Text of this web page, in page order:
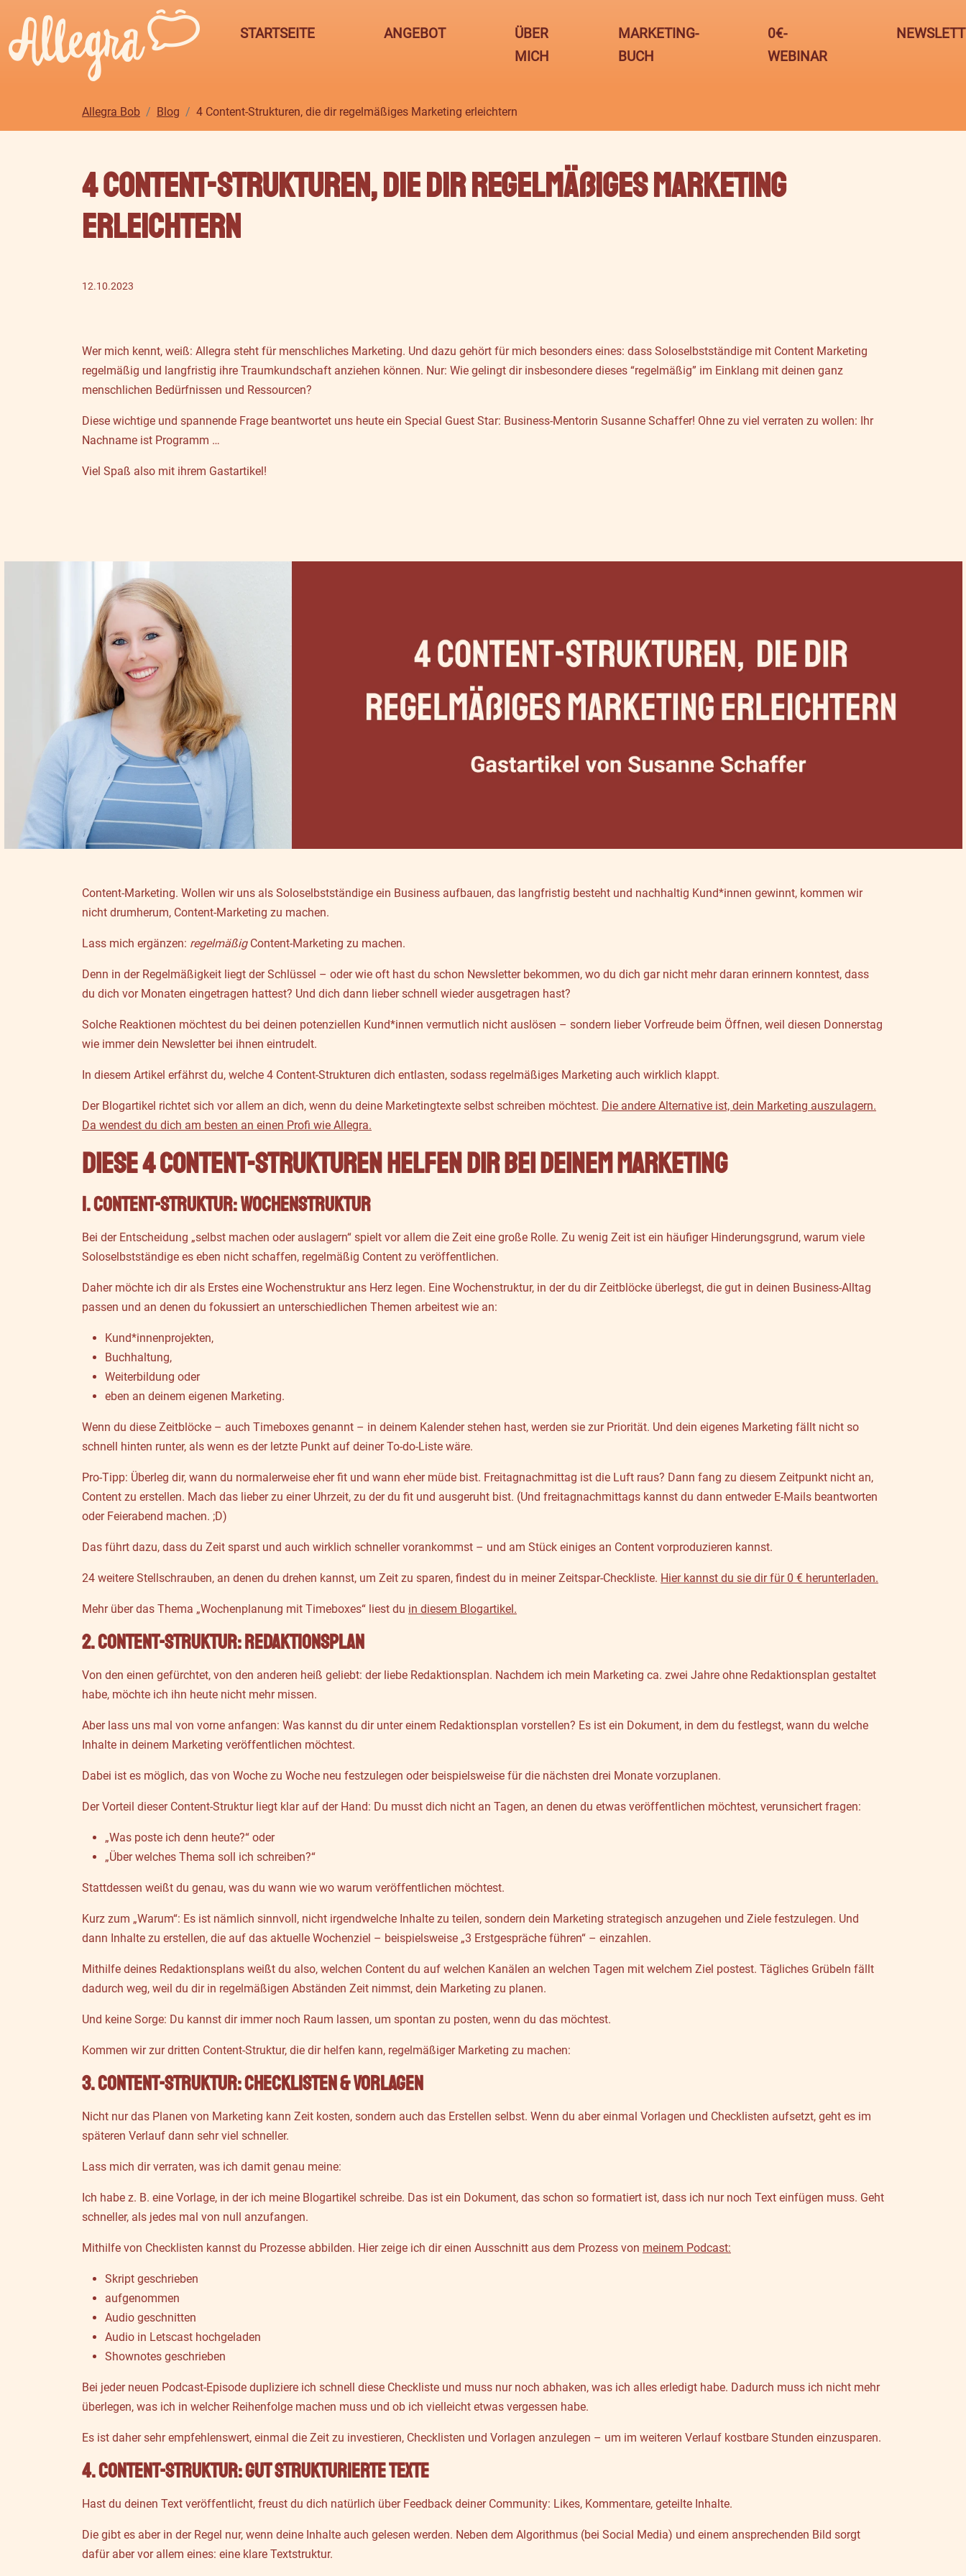
STARTSEITE ANGEBOT
ÜBER
MICH
MARKETING-
BUCH
0€-
WEBINAR
Allegra Bob Blog 4 Content-Strukturen, die dir regelmäßiges Marketing erleichtern
4 Content-Strukturen, die dir regelmäßiges Marketing
erleichtern
12.10.2023
Wer mich kennt, weiß: Allegra steht für menschliches Marketing. Und dazu gehört für mich besonders eines: dass Soloselbstständige mit Content Marketing
regelmäßig und langfristig ihre Traumkundschaft anziehen können. Nur: Wie gelingt dir insbesondere dieses “regelmäßig” im Einklang mit deinen ganz
menschlichen Bedürfnissen und Ressourcen?
Diese wichtige und spannende Frage beantwortet uns heute ein Special Guest Star: Business-Mentorin Susanne Schaffer! Ohne zu viel verraten zu wollen: Ihr
Nachname ist Programm …
Viel Spaß also mit ihrem Gastartikel!
Content-Marketing. Wollen wir uns als Soloselbstständige ein Business aufbauen, das langfristig besteht und nachhaltig Kund*innen gewinnt, kommen wir
nicht drumherum, Content-Marketing zu machen.
Lass mich ergänzen: regelmäßigContent-Marketing zu machen.
Denn in der Regelmäßigkeit liegt der Schlüssel – oder wie oft hast du schon Newsletter bekommen, wo du dich gar nicht mehr daran erinnern konntest, dass
du dich vor Monaten eingetragen hattest? Und dich dann lieber schnell wieder ausgetragen hast?
Solche Reaktionen möchtest du bei deinen potenziellen Kund*innen vermutlich nicht auslösen – sondern lieber Vorfreude beim Öffnen, weil diesen Donnerstag
wie immer dein Newsletter bei ihnen eintrudelt.
In diesem Artikel erfährst du, welche 4 Content-Strukturen dich entlasten, sodass regelmäßiges Marketing auch wirklich klappt.
Der Blogartikel richtet sich vor allem an dich, wenn du deine Marketingtexte selbst schreiben möchtest. Die andere Alternative ist, dein Marketing auszulagern.
Da wendest du dich am besten an einen Profi wie Allegra.
Diese 4 Content-Strukturen helfen dir bei deinem Marketing
1. Content-Struktur: Wochenstruktur
Bei der Entscheidung „selbst machen oder auslagern“ spielt vor allem die Zeit eine große Rolle. Zu wenig Zeit ist ein häufiger Hinderungsgrund, warum viele
Soloselbstständige es eben nicht schaffen, regelmäßig Content zu veröffentlichen.
Daher möchte ich dir als Erstes eine Wochenstruktur ans Herz legen. Eine Wochenstruktur, in der du dir Zeitblöcke überlegst, die gut in deinen Business-Alltag
passen und an denen du fokussiert an unterschiedlichen Themen arbeitest wie an:
Kund*innenprojekten,
Buchhaltung,
Weiterbildung oder
eben an deinem eigenen Marketing.
Wenn du diese Zeitblöcke – auch Timeboxes genannt – in deinem Kalender stehen hast, werden sie zur Priorität. Und dein eigenes Marketing fällt nicht so
schnell hinten runter, als wenn es der letzte Punkt auf deiner To-do-Liste wäre.
Pro-Tipp: Überleg dir, wann du normalerweise eher fit und wann eher müde bist. Freitagnachmittag ist die Luft raus? Dann fang zu diesem Zeitpunkt nicht an,
Content zu erstellen. Mach das lieber zu einer Uhrzeit, zu der du fit und ausgeruht bist. (Und freitagnachmittags kannst du dann entweder E-Mails beantworten
oder Feierabend machen. ;D)
Das führt dazu, dass du Zeit sparst und auch wirklich schneller vorankommst – und am Stück einiges an Content vorproduzieren kannst.
24 weitere Stellschrauben, an denen du drehen kannst, um Zeit zu sparen, findest du in meiner Zeitspar-Checkliste. Hier kannst du sie dir für 0 € herunterladen.
Mehr über das Thema „Wochenplanung mit Timeboxes“ liest du in diesem Blogartikel.
2. Content-Struktur: Redaktionsplan
Von den einen gefürchtet, von den anderen heiß geliebt: der liebe Redaktionsplan. Nachdem ich mein Marketing ca. zwei Jahre ohne Redaktionsplan gestaltet
habe, möchte ich ihn heute nicht mehr missen.
Aber lass uns mal von vorne anfangen: Was kannst du dir unter einem Redaktionsplan vorstellen? Es ist ein Dokument, in dem du festlegst, wann du welche
Inhalte in deinem Marketing veröffentlichen möchtest.
Dabei ist es möglich, das von Woche zu Woche neu festzulegen oder beispielsweise für die nächsten drei Monate vorzuplanen.
Der Vorteil dieser Content-Struktur liegt klar auf der Hand: Du musst dich nicht an Tagen, an denen du etwas veröffentlichen möchtest, verunsichert fragen:
„Was poste ich denn heute?“ oder
„Über welches Thema soll ich schreiben?“
Stattdessen weißt du genau, was du wann wie wo warum veröffentlichen möchtest.
Kurz zum „Warum“: Es ist nämlich sinnvoll, nicht irgendwelche Inhalte zu teilen, sondern dein Marketing strategisch anzugehen und Ziele festzulegen. Und
dann Inhalte zu erstellen, die auf das aktuelle Wochenziel – beispielsweise „3 Erstgespräche führen“ – einzahlen.
Mithilfe deines Redaktionsplans weißt du also, welchen Content du auf welchen Kanälen an welchen Tagen mit welchem Ziel postest. Tägliches Grübeln fällt
dadurch weg, weil du dir in regelmäßigen Abständen Zeit nimmst, dein Marketing zu planen.
Und keine Sorge: Du kannst dir immer noch Raum lassen, um spontan zu posten, wenn du das möchtest.
Kommen wir zur dritten Content-Struktur, die dir helfen kann, regelmäßiger Marketing zu machen:
3. Content-Struktur: Checklisten & Vorlagen
Nicht nur das Planen von Marketing kann Zeit kosten, sondern auch das Erstellen selbst. Wenn du aber einmal Vorlagen und Checklisten aufsetzt, geht es im
späteren Verlauf dann sehr viel schneller.
Lass mich dir verraten, was ich damit genau meine:
Ich habe z. B. eine Vorlage, in der ich meine Blogartikel schreibe. Das ist ein Dokument, das schon so formatiert ist, dass ich nur noch Text einfügen muss. Geht
schneller, als jedes mal von null anzufangen.
Mithilfe von Checklisten kannst du Prozesse abbilden. Hier zeige ich dir einen Ausschnitt aus dem Prozess von meinem Podcast:
Skript geschrieben
aufgenommen
Audio geschnitten
Audio in Letscast hochgeladen
Shownotes geschrieben
Bei jeder neuen Podcast-Episode dupliziere ich schnell diese Checkliste und muss nur noch abhaken, was ich alles erledigt habe. Dadurch muss ich nicht mehr
überlegen, was ich in welcher Reihenfolge machen muss und ob ich vielleicht etwas vergessen habe.
Es ist daher sehr empfehlenswert, einmal die Zeit zu investieren, Checklisten und Vorlagen anzulegen – um im weiteren Verlauf kostbare Stunden einzusparen.
4. Content-Struktur: gut strukturierte Texte
Hast du deinen Text veröffentlicht, freust du dich natürlich über Feedback deiner Community: Likes, Kommentare, geteilte Inhalte.
Die gibt es aber in der Regel nur, wenn deine Inhalte auch gelesen werden. Neben dem Algorithmus (bei Social Media) und einem ansprechenden Bild sorgt
dafür aber vor allem eines: eine klare Textstruktur.